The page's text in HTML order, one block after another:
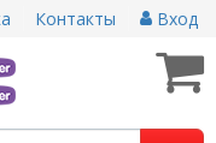
Контакты Вход